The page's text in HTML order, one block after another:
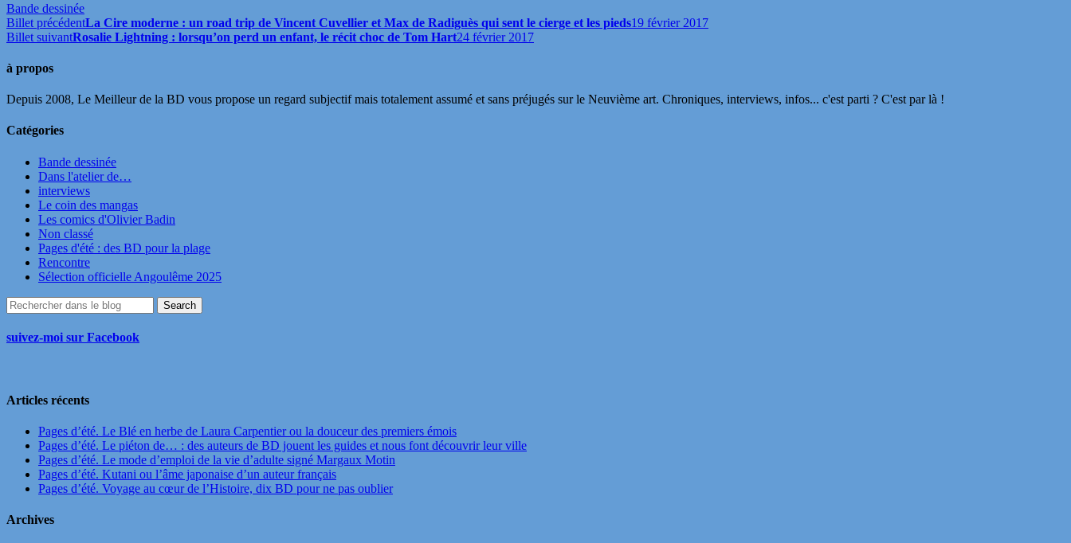
Bande dessinée
Billet précédentLa Cire moderne : un road trip de Vincent Cuvellier et Max de Radiguès qui sent le cierge et les pieds19 février 2017
Billet suivantRosalie Lightning : lorsqu’on perd un enfant, le récit choc de Tom Hart24 février 2017
à propos
Depuis 2008, Le Meilleur de la BD vous propose un regard subjectif mais totalement assumé et sans préjugés sur le Neuvième art. Chroniques, interviews, infos... c'est parti ? C'est par là !
Catégories
Bande dessinée
Dans l'atelier de…
interviews
Le coin des mangas
Les comics d'Olivier Badin
Non classé
Pages d'été : des BD pour la plage
Rencontre
Sélection officielle Angoulême 2025
suivez-moi sur Facebook
Articles récents
Pages d’été. Le Blé en herbe de Laura Carpentier ou la douceur des premiers émois
Pages d’été. Le piéton de… : des auteurs de BD jouent les guides et nous font découvrir leur ville
Pages d’été. Le mode d’emploi de la vie d’adulte signé Margaux Motin
Pages d’été. Kutani ou l’âme japonaise d’un auteur français
Pages d’été. Voyage au cœur de l’Histoire, dix BD pour ne pas oublier
Archives